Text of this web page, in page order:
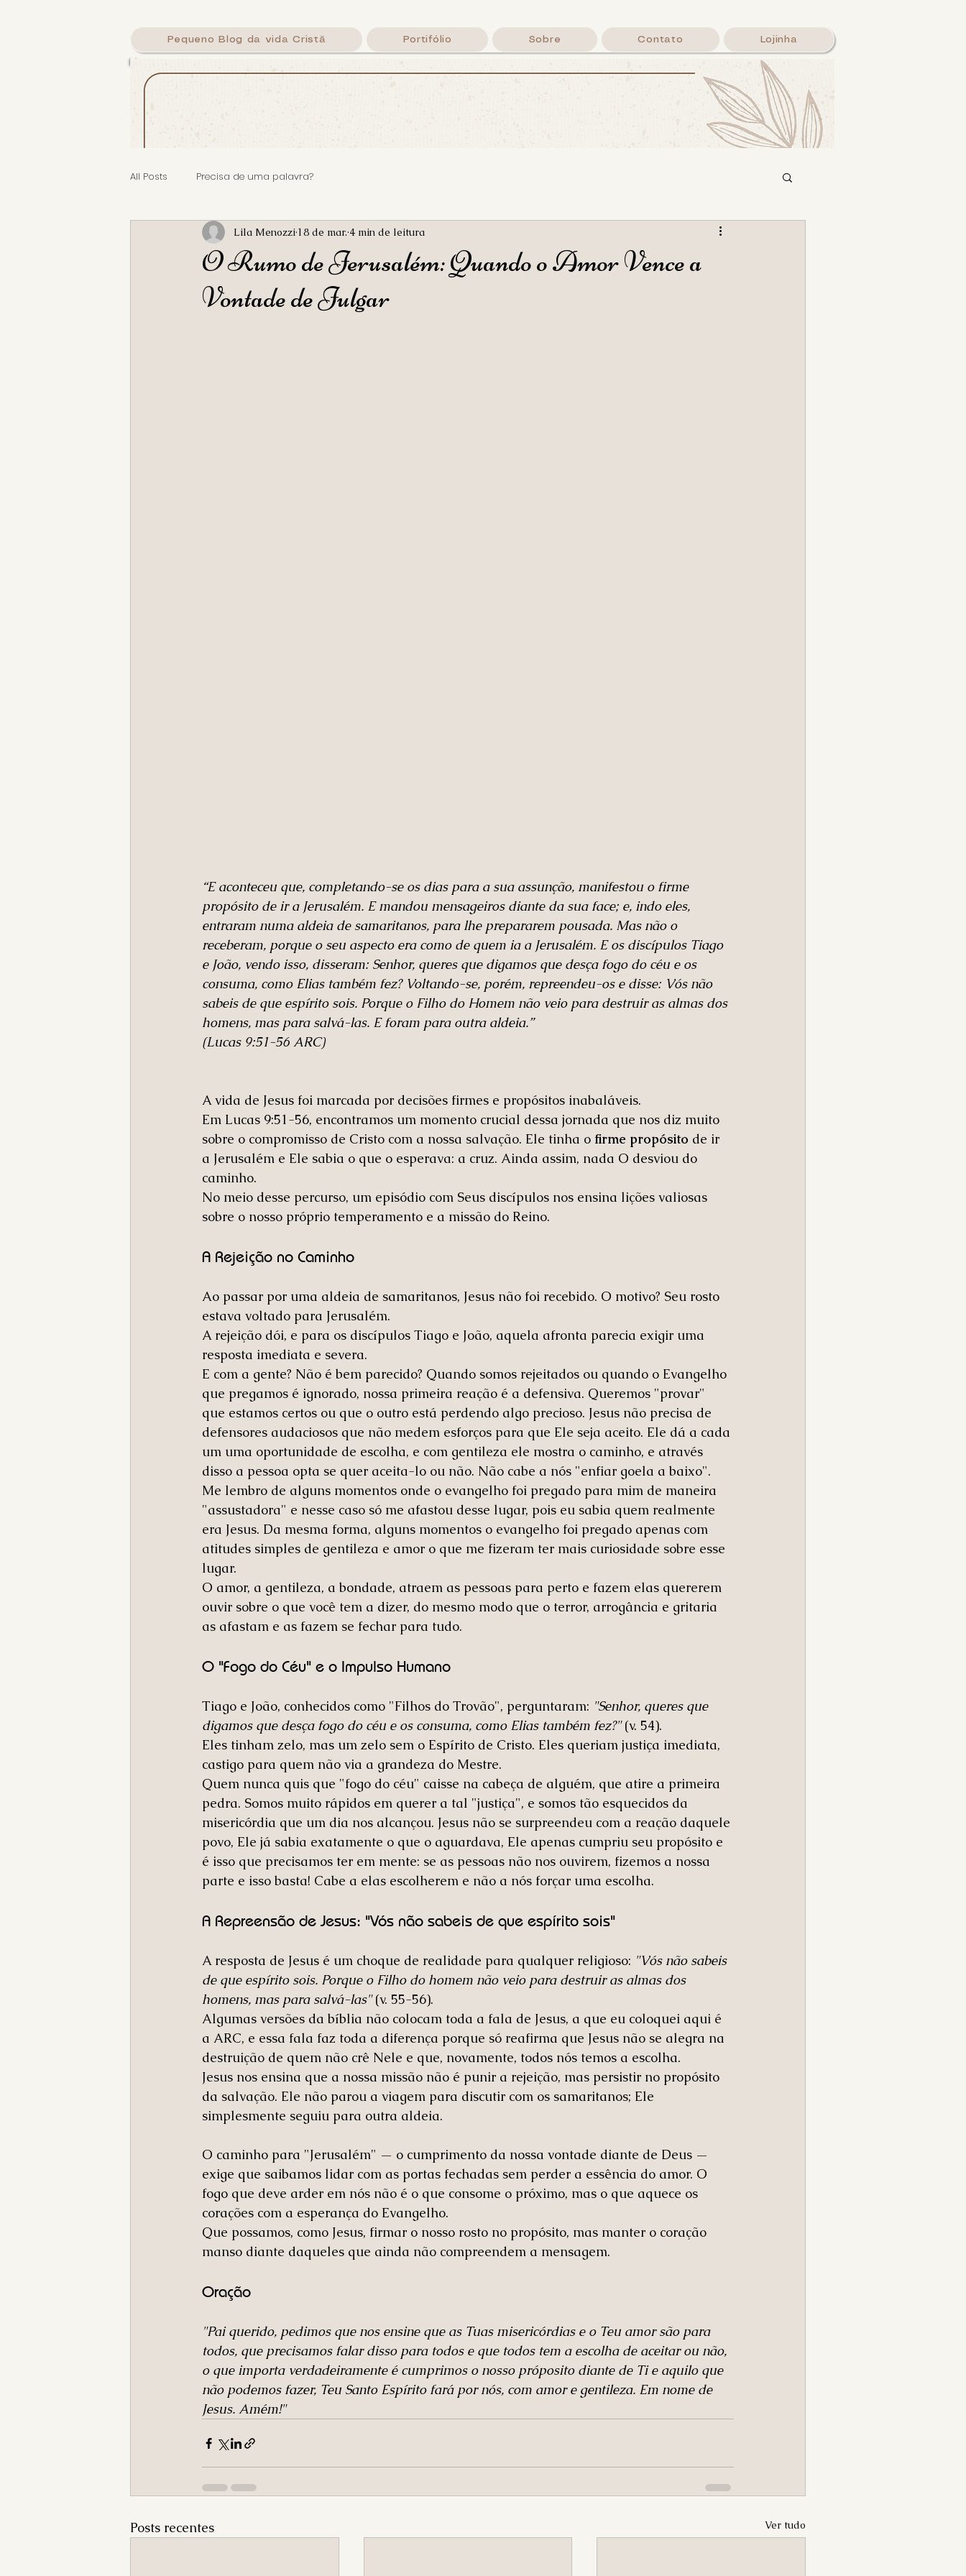
Pequeno Blog da vida Cristã Portifólio Sobre Contato Lojinha
By Lila Menozzi
Caligrafando a Palavra
All Posts Precisa de uma palavra?
O Rumo de Jerusalém: Quando o Amor Vence a
Vontade de Julgar
Lila Menozzi 18 de mar. 4 min de leitura
“E aconteceu que, completando-se os dias para a sua assunção, manifestou o firme
propósito de ir a Jerusalém. E mandou mensageiros diante da sua face; e, indo eles,
entraram numa aldeia de samaritanos, para lhe prepararem pousada. Mas não o
receberam, porque o seu aspecto era como de quem ia a Jerusalém. E os discípulos Tiago
e João, vendo isso, disseram: Senhor, queres que digamos que desça fogo do céu e os
consuma, como Elias também fez? Voltando-se, porém, repreendeu-os e disse: Vós não
sabeis de que espírito sois. Porque o Filho do Homem não veio para destruir as almas dos
homens, mas para salvá-las. E foram para outra aldeia.”
‭‭(Lucas‬ ‭9‬:‭51‬-‭56‬ ‭ARC‬)‬
A vida de Jesus foi marcada por decisões firmes e propósitos inabaláveis.
Em Lucas 9:51-56, encontramos um momento crucial dessa jornada que nos diz muito
sobre o compromisso de Cristo com a nossa salvação. Ele tinha o firme propósito de ir
a Jerusalém e Ele sabia o que o esperava: a cruz. Ainda assim, nada O desviou do
caminho.
No meio desse percurso, um episódio com Seus discípulos nos ensina lições valiosas
sobre o nosso próprio temperamento e a missão do Reino.
A Rejeição no Caminho
Ao passar por uma aldeia de samaritanos, Jesus não foi recebido. O motivo? Seu rosto
estava voltado para Jerusalém.
A rejeição dói, e para os discípulos Tiago e João, aquela afronta parecia exigir uma
resposta imediata e severa.
E com a gente? Não é bem parecido? Quando somos rejeitados ou quando o Evangelho
que pregamos é ignorado, nossa primeira reação é a defensiva. Queremos "provar"
que estamos certos ou que o outro está perdendo algo precioso. Jesus não precisa de
defensores audaciosos que não medem esforços para que Ele seja aceito. Ele dá a cada
um uma oportunidade de escolha, e com gentileza ele mostra o caminho, e através
disso a pessoa opta se quer aceita-lo ou não. Não cabe a nós "enfiar goela a baixo".
Me lembro de alguns momentos onde o evangelho foi pregado para mim de maneira
"assustadora" e nesse caso só me afastou desse lugar, pois eu sabia quem realmente
era Jesus. Da mesma forma, alguns momentos o evangelho foi pregado apenas com
atitudes simples de gentileza e amor o que me fizeram ter mais curiosidade sobre esse
lugar.
O amor, a gentileza, a bondade, atraem as pessoas para perto e fazem elas quererem
ouvir sobre o que você tem a dizer, do mesmo modo que o terror, arrogância e gritaria
as afastam e as fazem se fechar para tudo.
O "Fogo do Céu" e o Impulso Humano
Tiago e João, conhecidos como "Filhos do Trovão", perguntaram: "Senhor, queres que
digamos que desça fogo do céu e os consuma, como Elias também fez?" (v. 54).
Eles tinham zelo, mas um zelo sem o Espírito de Cristo. Eles queriam justiça imediata,
castigo para quem não via a grandeza do Mestre.
Quem nunca quis que "fogo do céu" caisse na cabeça de alguém, que atire a primeira
pedra. Somos muito rápidos em querer a tal "justiça", e somos tão esquecidos da
misericórdia que um dia nos alcançou. Jesus não se surpreendeu com a reação daquele
povo, Ele já sabia exatamente o que o aguardava, Ele apenas cumpriu seu propósito e
é isso que precisamos ter em mente: se as pessoas não nos ouvirem, fizemos a nossa
parte e isso basta! Cabe a elas escolherem e não a nós forçar uma escolha.
A Repreensão de Jesus: "Vós não sabeis de que espírito sois"
A resposta de Jesus é um choque de realidade para qualquer religioso: "Vós não sabeis
de que espírito sois. Porque o Filho do homem não veio para destruir as almas dos
homens, mas para salvá-las" (v. 55-56).
Algumas versões da bíblia não colocam toda a fala de Jesus, a que eu coloquei aqui é
a ARC, e essa fala faz toda a diferença porque só reafirma que Jesus não se alegra na
destruição de quem não crê Nele e que, novamente, todos nós temos a escolha.
Jesus nos ensina que a nossa missão não é punir a rejeição, mas persistir no propósito
da salvação. Ele não parou a viagem para discutir com os samaritanos; Ele
simplesmente seguiu para outra aldeia.
O caminho para "Jerusalém" — o cumprimento da nossa vontade diante de Deus —
exige que saibamos lidar com as portas fechadas sem perder a essência do amor. O
fogo que deve arder em nós não é o que consome o próximo, mas o que aquece os
corações com a esperança do Evangelho.
Que possamos, como Jesus, firmar o nosso rosto no propósito, mas manter o coração
manso diante daqueles que ainda não compreendem a mensagem.
Oração
"Pai querido, pedimos que nos ensine que as Tuas misericórdias e o Teu amor são para
todos, que precisamos falar disso para todos e que todos tem a escolha de aceitar ou não,
o que importa verdadeiramente é cumprimos o nosso próposito diante de Ti e aquilo que
não podemos fazer, Teu Santo Espírito fará por nós, com amor e gentileza. Em nome de
Jesus. Amém!"
Posts recentes Ver tudo